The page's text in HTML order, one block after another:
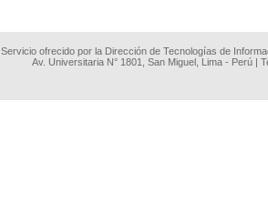
Servicio ofrecido por la Dirección de Tecnologías de
Av. Universitaria N° 1801, San Miguel, Lima - Perú |